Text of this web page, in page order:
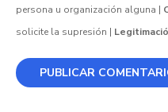
persona u organización alguna |
solicite la supresión |